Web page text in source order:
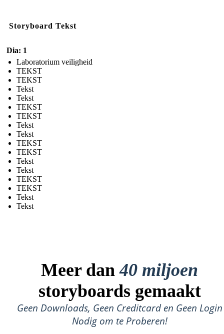
Storyboard Tekst
Dia: 1
Laboratorium veiligheid
TEKST
TEKST
Tekst
Tekst
TEKST
TEKST
Tekst
Tekst
TEKST
TEKST
Tekst
Tekst
TEKST
TEKST
Tekst
Tekst
Meer dan40 miljoen
storyboards gemaakt
Geen Downloads, Geen Creditcard en Geen Login
Nodig om te Proberen!